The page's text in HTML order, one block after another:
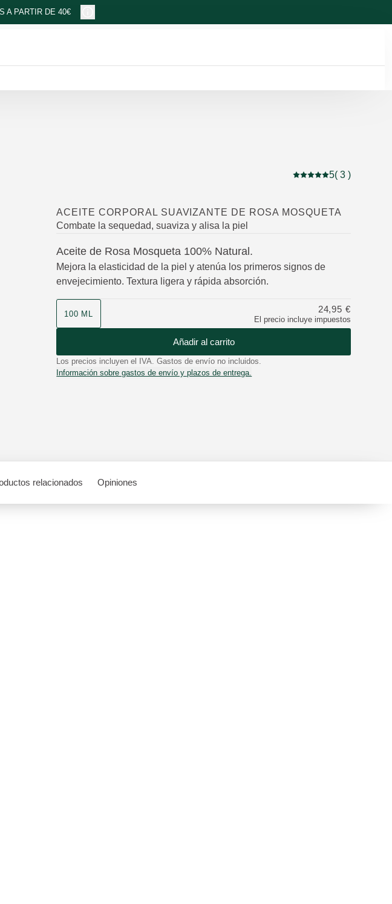
A PARTIR DE 40€
Puntuación: 5 / 5
5( 3 )
ACEITE CORPORAL SUAVIZANTE DE ROSA MOSQUETA
Combate la sequedad, suaviza y alisa la piel
Aceite de Rosa Mosqueta 100% Natural.
Mejora la elasticidad de la piel y atenúa los primeros signos de
envejecimiento. Textura ligera y rápida absorción.
100 ML
El precio incluye impuestos
24,95 €
Añadir al carrito
Los precios incluyen el IVA. Gastos de envío no incluidos.
Información sobre gastos de envío y plazos de entrega.
relacionados Opiniones